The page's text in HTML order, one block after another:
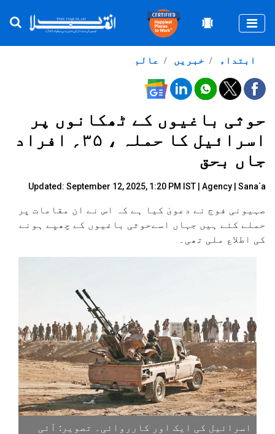
عالم خبریں ابتداء
حوثی باغیوں کے ٹھکانوں پر
اسرائیل کا حملہ ، ۳۵؍ افراد
جاں بحق
Updated: September 12, 2025, 1:20 PM IST | Agency | Sana`a
صہیونی فوج نے دعویٰ کیا ہے کہ اس نے ان مقامات پر
حملے کئے ہیں جہاں اسےحوثی باغیوں کے چھپے ہونے
کی اطلاع ملی تھی۔
اسرائیل کی ایک اور کارروائی۔ تصویر: آئی